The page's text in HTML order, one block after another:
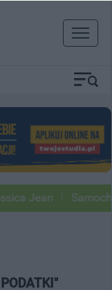
Toggle
Jean